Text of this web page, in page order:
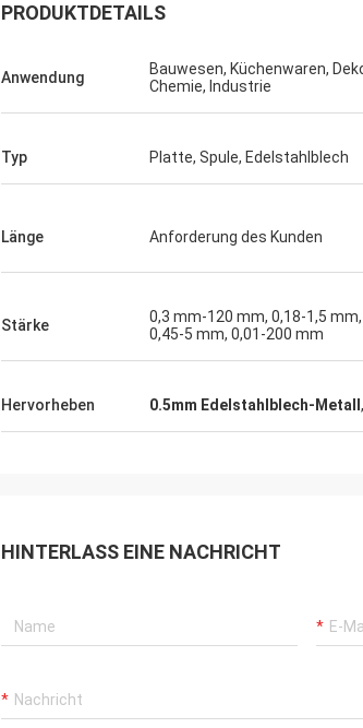
PRODUKTDETAILS
Anwendung
Bauwesen, Küchenwaren,
Chemie, Industrie
Typ Platte, Spule, Edelstahlblech
Länge Anforderung des Kunden
Stärke
0,3 mm-120 mm, 0,18-1,5
0,45-5 mm, 0,01-200 mm
Hervorheben 0.5mm Edelstahlblech-Metall ,
HINTERLASS EINE NACHRICHT